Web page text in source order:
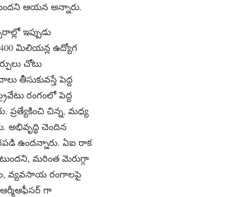
ఆయన అన్నారు.
ఇప్పుడు
400 మిలియన్ల ఉద్యోగ
చోటు
తీసుకువస్తే పెద్ద
రంగంలో పెద్ద
ప్రత్యేకించి చిన్న, మధ్య
చెందిన
ఉందన్నారు. ఏఐ రాక
మరింత మెరుగ్గా
వ్యవసాయ రంగాలపై
ఆర్మీఆఫీసర్ గా